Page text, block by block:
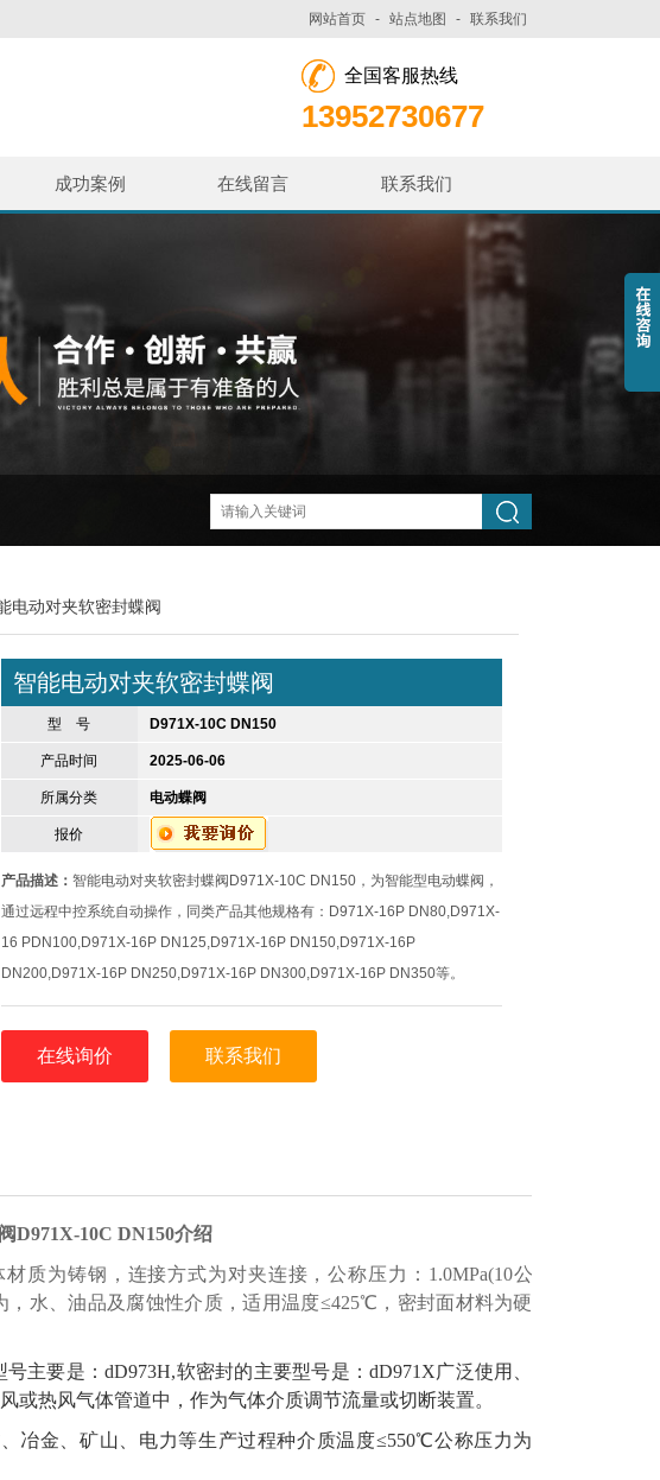
网站首页 - 站点地图 - 联系我们
全国客服热线
13952730677
成功案例 在线留言 联系我们
电动对夹软密封蝶阀
智能电动对夹软密封蝶阀
型 号 D971X-10C DN150
产品时间 2025-06-06
所属分类 电动蝶阀
报价
产品描述： 智能电动对夹软密封蝶阀D971X-10C DN150，为智能型电动蝶阀，
通过远程中控系统自动操作，同类产品其他规格有：D971X-16P DN80,D971X-
16 PDN100,D971X-16P DN125,D971X-16P DN150,D971X-16P
DN200,D971X-16P DN250,D971X-16P DN300,D971X-16P DN350等。
在线询价 联系我们
D971X-10C DN150介绍
材质为铸钢 ，连接方式为对夹连接，公称压力： 1.0MPa(10公
，水、油品及腐蚀性介质，适用温度≤425℃，密封面材料为硬
号主要是：dD973H,软密封的主要型号是：dD971 X广泛使用、
或热风气体管道中，作为气体介质调节流量或切断装置。
冶金、矿山、电力等生产过程种介质温度≤550℃公称压力为